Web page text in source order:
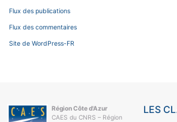
Flux des publications
Flux des commentaires
Site de WordPress-FR
Région Côte d'Azur
CAES du CNRS – Région
LES